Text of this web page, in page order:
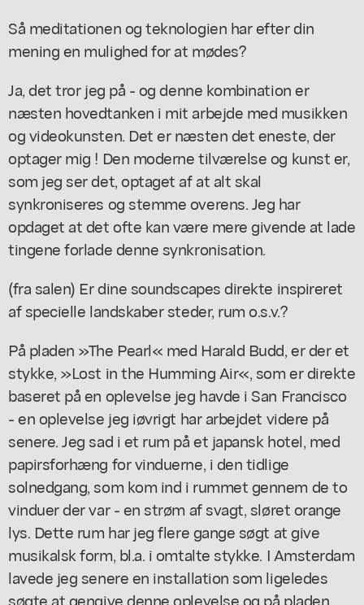
Så meditationen og teknologien har efter din
mening en mulighed for at mødes?
Ja, det tror jeg på - og denne kombination er
næsten hovedtanken i mit arbejde med musikken
og videokunsten. Det er næsten det eneste, der
optager mig ! Den moderne tilværelse og kunst er,
som jeg ser det, optaget af at alt skal
synkroniseres og stemme overens. Jeg har
opdaget at det ofte kan være mere givende at lade
tingene forlade denne synkronisation.
(fra salen) Er dine soundscapes direkte inspireret
af specielle landskaber steder, rum o.s.v.?
På pladen »The Pearl« med Harald Budd, er der et
stykke, »Lost in the Humming Air«, som er direkte
baseret på en oplevelse jeg havde i San Francisco
- en oplevelse jeg iøvrigt har arbejdet videre på
senere. Jeg sad i et rum på et japansk hotel, med
papirsforhæng for vinduerne, i den tidlige
solnedgang, som kom ind i rummet gennem de to
vinduer der var - en strøm af svagt, sløret orange
lys. Dette rum har jeg flere gange søgt at give
musikalsk form, bl.a. i omtalte stykke. I Amsterdam
lavede jeg senere en installation som ligeledes
søgte at gengive denne oplevelse og på pladen